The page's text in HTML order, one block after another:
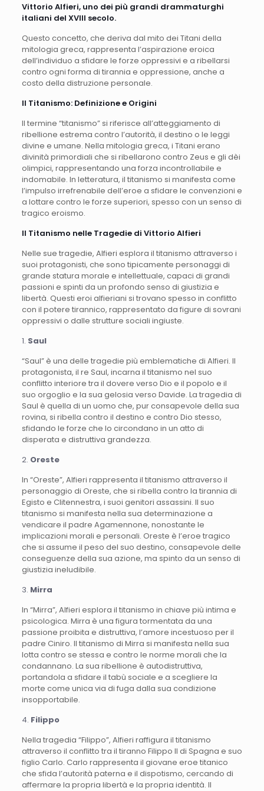
Vittorio Alfieri, uno dei più grandi drammaturghi
italiani del XVIII secolo.
Questo concetto, che deriva dal mito dei Titani della
mitologia greca, rappresenta l’aspirazione eroica
dell’individuo a sfidare le forze oppressivi e a ribellarsi
contro ogni forma di tirannia e oppressione, anche a
costo della distruzione personale.
Il Titanismo: Definizione e Origini
Il termine “titanismo” si riferisce all’atteggiamento di
ribellione estrema contro l’autorità, il destino o le leggi
divine e umane. Nella mitologia greca, i Titani erano
divinità primordiali che si ribellarono contro Zeus e gli dèi
olimpici, rappresentando una forza incontrollabile e
indomabile. In letteratura, il titanismo si manifesta come
l’impulso irrefrenabile dell’eroe a sfidare le convenzioni e
a lottare contro le forze superiori, spesso con un senso di
tragico eroismo.
Il Titanismo nelle Tragedie di Vittorio Alfieri
Nelle sue tragedie, Alfieri esplora il titanismo attraverso i
suoi protagonisti, che sono tipicamente personaggi di
grande statura morale e intellettuale, capaci di grandi
passioni e spinti da un profondo senso di giustizia e
libertà. Questi eroi alfieriani si trovano spesso in conflitto
con il potere tirannico, rappresentato da figure di sovrani
oppressivi o dalle strutture sociali ingiuste.
1. Saul
“Saul” è una delle tragedie più emblematiche di Alfieri. Il
protagonista, il re Saul, incarna il titanismo nel suo
conflitto interiore tra il dovere verso Dio e il popolo e il
suo orgoglio e la sua gelosia verso Davide. La tragedia di
Saul è quella di un uomo che, pur consapevole della sua
rovina, si ribella contro il destino e contro Dio stesso,
sfidando le forze che lo circondano in un atto di
disperata e distruttiva grandezza.
2. Oreste
In “Oreste”, Alfieri rappresenta il titanismo attraverso il
personaggio di Oreste, che si ribella contro la tirannia di
Egisto e Clitennestra, i suoi genitori assassini. Il suo
titanismo si manifesta nella sua determinazione a
vendicare il padre Agamennone, nonostante le
implicazioni morali e personali. Oreste è l’eroe tragico
che si assume il peso del suo destino, consapevole delle
conseguenze della sua azione, ma spinto da un senso di
giustizia ineludibile.
3. Mirra
In “Mirra”, Alfieri esplora il titanismo in chiave più intima e
psicologica. Mirra è una figura tormentata da una
passione proibita e distruttiva, l’amore incestuoso per il
padre Ciniro. Il titanismo di Mirra si manifesta nella sua
lotta contro se stessa e contro le norme morali che la
condannano. La sua ribellione è autodistruttiva,
portandola a sfidare il tabù sociale e a scegliere la
morte come unica via di fuga dalla sua condizione
insopportabile.
4. Filippo
Nella tragedia “Filippo”, Alfieri raffigura il titanismo
attraverso il conflitto tra il tiranno Filippo II di Spagna e suo
figlio Carlo. Carlo rappresenta il giovane eroe titanico
che sfida l’autorità paterna e il dispotismo, cercando di
affermare la propria libertà e la propria identità. Il